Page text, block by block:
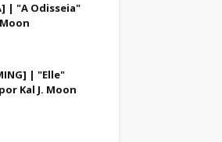
| "A Odisseia"
| "Elle"
Kal J. Moon